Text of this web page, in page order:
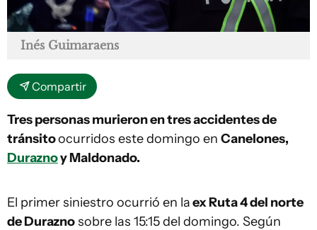
Inés Guimaraens
Compartir
Tres personas murieron en tres accidentes de
tránsitoocurridos este domingo en Canelones,
Duraznoy Maldonado.
El primer siniestro ocurrió en laex Ruta 4 del norte
de Duraznosobre las 15:15 del domingo. Según